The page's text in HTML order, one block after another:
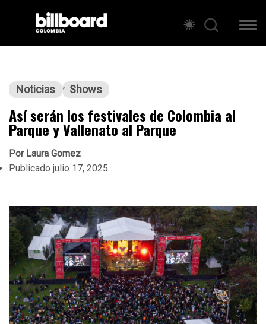
Noticias Shows
Así serán los festivales de Colombia al
Parque y Vallenato al Parque
PorLaura Gomez
Publicado julio 17, 2025